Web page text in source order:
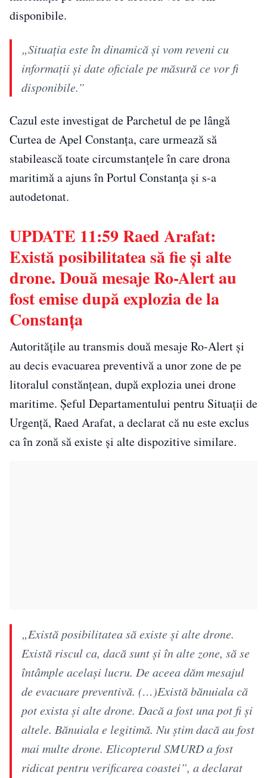
disponibile.
„Situația este în dinamică și vom reveni cu
informații și date oficiale pe măsură ce vor fi
disponibile.”
Cazul este investigat de Parchetul de pe lângă
Curtea de Apel Constanța, care urmează să
stabilească toate circumstanțele în care drona
maritimă a ajuns în Portul Constanța și s-a
autodetonat.
UPDATE 11:59 Raed Arafat:
Există posibilitatea să fie și alte
drone. Două mesaje Ro-Alert au
fost emise după explozia de la
Constanța
Autoritățile au transmis două mesaje Ro-Alert și
au decis evacuarea preventivă a unor zone de pe
litoralul constănțean, după explozia unei drone
maritime. Șeful Departamentului pentru Situații de
Urgență, Raed Arafat, a declarat că nu este exclus
ca în zonă să existe și alte dispozitive similare.
„Există posibilitatea să existe și alte drone.
Există riscul ca, dacă sunt și în alte zone, să se
întâmple același lucru. De aceea dăm mesajul
de evacuare preventivă. (…)Există bănuiala că
pot exista și alte drone. Dacă a fost una pot fi și
altele. Bănuiala e legitimă. Nu știm dacă au fost
mai multe drone. Elicopterul SMURD a fost
ridicat pentru verificarea coastei”, a declarat